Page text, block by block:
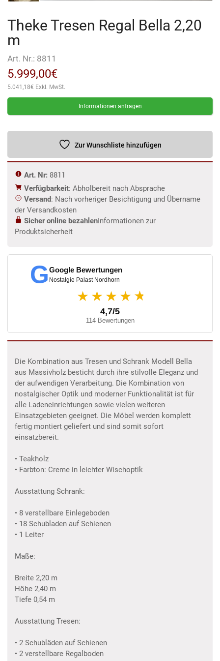
Theke Tresen Regal Bella 2,20
m
Art. Nr.: 8811
5.999,00€
5.041,18€ Exkl. MwSt.
Informationen anfragen
Zur Wunschliste hinzufügen
Art. Nr: 8811
Verfügbarkeit: Abholbereit nach Absprache
Versand: Nach vorheriger Besichtigung und Übername
der Versandkosten
Sicher online bezahlenInformationen zur
Produktsicherheit
GGoogle Bewertungen
Nostalgie Palast Nordhorn
★★★★ ★
4,7/5
114 Bewertungen
Die Kombination aus Tresen und Schrank Modell Bella
aus Massivholz besticht durch ihre stilvolle Eleganz und
der aufwendigen Verarbeitung. Die Kombination von
nostalgischer Optik und moderner Funktionalität ist für
alle Ladeneinrichtungen sowie vielen weiteren
Einsatzgebieten geeignet. Die Möbel werden komplett
fertig montiert geliefert und sind somit sofort
einsatzbereit.
• Teakholz
• Farbton: Creme in leichter Wischoptik
Ausstattung Schrank:
• 8 verstellbare Einlegeboden
• 18 Schubladen auf Schienen
• 1 Leiter
Maße:
Breite 2,20 m
Höhe 2,40 m
Tiefe 0,54 m
Ausstattung Tresen:
• 2 Schubläden auf Schienen
• 2 verstellbare Regalboden